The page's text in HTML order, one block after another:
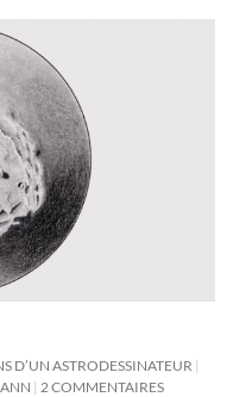
D’UN ASTRODESSINATEUR
2 COMMENTAIRES